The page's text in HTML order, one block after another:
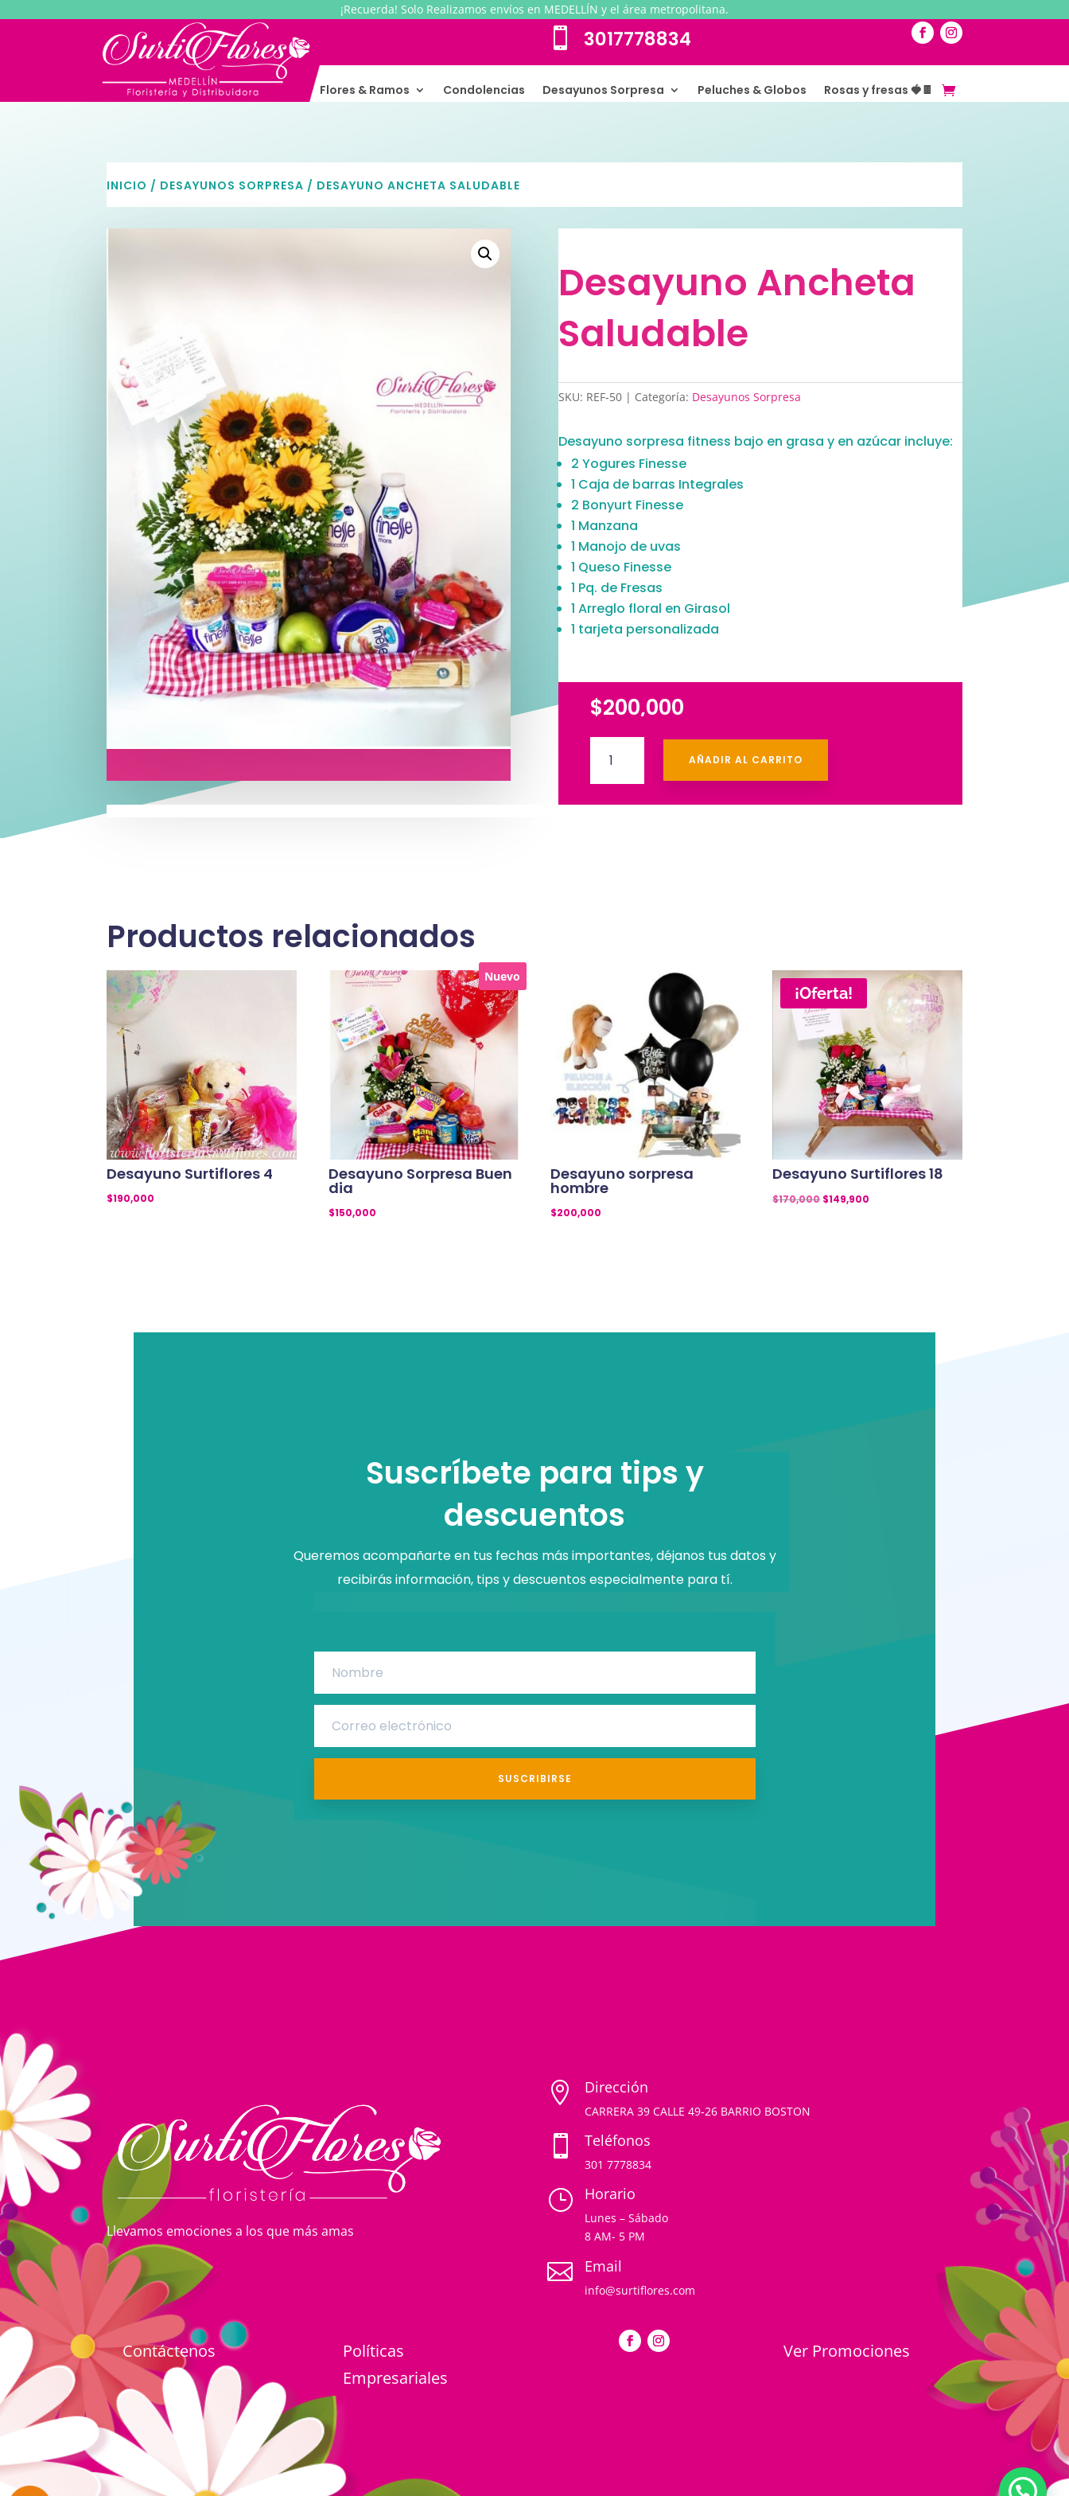
¡Recuerda! Solo Realizamos envíos en MEDELLÍN y el área metropolitana.
 3017778834
Flores & Ramos Condolencias Desayunos Sorpresa Peluches & Globos Rosas y fresas 🍓🍫
INICIO / DESAYUNOS SORPRESA / DESAYUNO ANCHETA SALUDABLE
Desayuno Ancheta
Saludable
SKU: REF-50 Categoría: Desayunos Sorpresa
Desayuno sorpresa fitness bajo en grasa y en azúcar incluye:
2 Yogures Finesse
1 Caja de barras Integrales
2 Bonyurt Finesse
1 Manzana
1 Manojo de uvas
1 Queso Finesse
1 Pq. de Fresas
1 Arreglo floral en Girasol
1 tarjeta personalizada
$200,000
Ancheta
Saludable
AÑADIR AL CARRITO
Productos relacionados
Desayuno Surtiflores 4
$190,000
Nuevo
Desayuno Sorpresa Buen
dia
$150,000
Desayuno sorpresa
hombre
$200,000
¡Oferta!
Desayuno Surtiflores 18
$170,000 El
$149,900
Suscríbete para tips y
descuentos
Queremos acompañarte en tus fechas más importantes, déjanos tus datos y
recibirás información, tips y descuentos especialmente para tí.
SUSCRIBIRSE
Llevamos emociones a los que más amas
 Dirección
CARRERA 39 CALLE 49-26 BARRIO BOSTON
 Teléfonos
301 7778834
} Horario
Lunes – Sábado
8 AM- 5 PM
 Email
info@surtiflores.com
Contáctenos
Políticas
Empresariales
Ver Promociones